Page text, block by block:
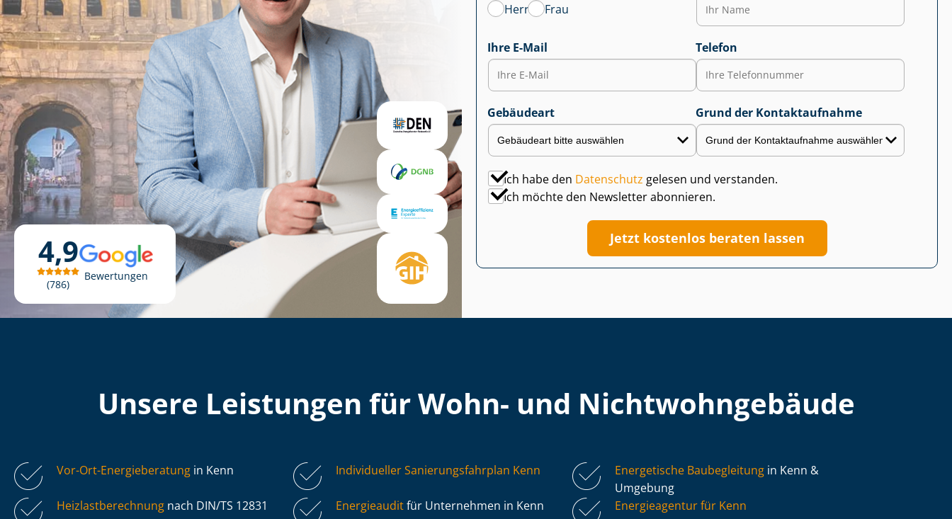
4,9
786
Bewertungen
Herr
Frau
Ihre E-Mail Telefon
Gebäudeart Grund der Kontaktaufnahme
Ich habe den Datenschutz gelesen und verstanden.
Ich möchte den Newsletter abonnieren.
Jetzt kostenlos beraten lassen
Unsere Leistungen für Wohn- und Nicht­wohn­ge­bäu­de
Vor-Ort-Energieberatung in Kenn Individueller Sa­nie­rungs­fahr­plan Kenn Energetische Baubegleitung in Kenn &
Umgebung
Heiz­last­be­rech­nung nach DIN/TS 12831 Energieauditfür Unternehmen in Kenn
Energieagentur für Kenn